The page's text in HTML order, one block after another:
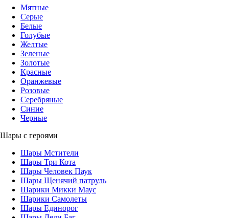
Мятные
Серые
Белые
Голубые
Желтые
Зеленые
Золотые
Красные
Оранжевые
Розовые
Серебряные
Синие
Черные
Шары с героями
Шары Мстители
Шары Три Кота
Шары Человек Паук
Шары Щенячий патруль
Шарики Микки Маус
Шарики Самолеты
Шары Единорог